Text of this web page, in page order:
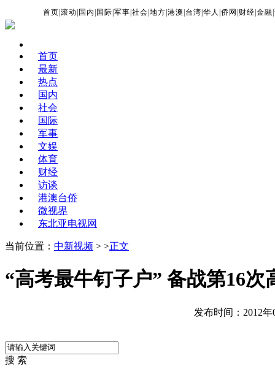
首页 |滚动 国内 国际 |军事 |社会 |地方 |港澳 台湾 |华人 |侨网 财经 |金融 |
首页
最新
热点
国内
社会
国际
军事
文娱
体育
财经
访谈
港澳台侨
微视界
东北亚电视网
当前位置： 中新视频 > >正文
“高考最牛钉子户” 备战第16次
发布时间：2012年
搜 索